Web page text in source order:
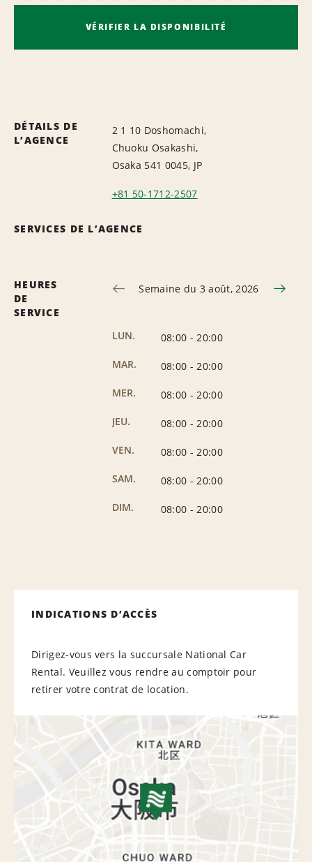
VÉRIFIER LA DISPONIBILITÉ
DÉTAILS DE
L’AGENCE
2 1 10 Doshomachi,
Chuoku Osakashi,
Osaka 541 0045, JP
+81 50-1712-2507
SERVICES DE L’AGENCE
HEURES
DE
SERVICE
Semaine du 3 août, 2026
LUN. 08:00 - 20:00
MAR.
08:00 - 20:00
MER.
08:00 - 20:00
JEU.
08:00 - 20:00
VEN.
08:00 - 20:00
SAM.
08:00 - 20:00
DIM.
08:00 - 20:00
INDICATIONS D’ACCÈS
Dirigez-vous vers la succursale National Car
Rental. Veuillez vous rendre au comptoir pour
retirer votre contrat de location.